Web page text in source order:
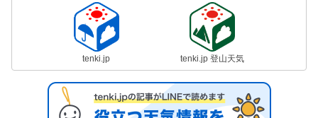
tenki.jp tenki.jp 登山天気